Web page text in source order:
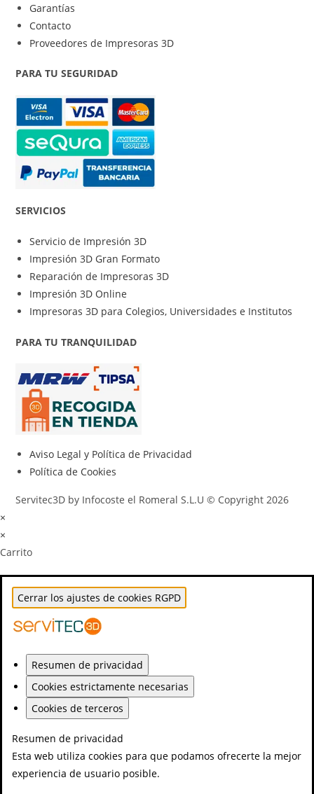
Garantías
Contacto
Proveedores de Impresoras 3D
PARA TU SEGURIDAD
SERVICIOS
Servicio de Impresión 3D
Impresión 3D Gran Formato
Reparación de Impresoras 3D
Impresión 3D Online
Impresoras 3D para Colegios, Universidades e Institutos
PARA TU TRANQUILIDAD
Aviso Legal y Política de Privacidad
Política de Cookies
Servitec3D by Infocoste el Romeral S.L.U © Copyright 2026
×
×
Carrito
Cerrar los ajustes de cookies RGPD
Resumen de privacidad
Cookies estrictamente necesarias
Cookies de terceros
Resumen de privacidad
Esta web utiliza cookies para que podamos ofrecerte la mejor
experiencia de usuario posible.